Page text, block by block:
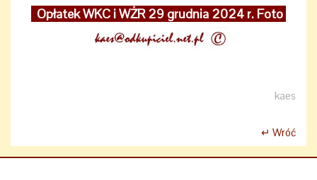
Opłatek WKC i WŻR 29 grudnia 2024 r. Foto
kaes
↵ Wróć